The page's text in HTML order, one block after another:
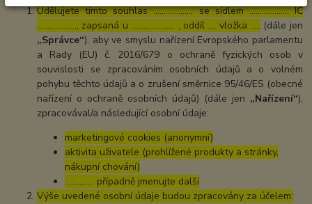
Udělujete tímto souhlas ……………..., se sídlem ………………, IČ
………………., zapsaná u ………………… , oddíl …, vložka ….. (dále jen
„Správce“), aby ve smyslu nařízení Evropského parlamentu
a Rady (EU) č. 2016/679 o ochraně fyzických osob v
souvislosti se zpracováním osobních údajů a o volném
pohybu těchto údajů a o zrušení směrnice 95/46/ES (obecné
nařízení o ochraně osobních údajů) (dále jen „Nařízení“),
zpracovával/a následující osobní údaje:
marketingové cookies (anonymní)
aktivita uživatele (prohlížené produkty a stránky,
nákupní chování)
………….. případně jmenujte další
Výše uvedené osobní údaje budou zpracovány za účelem: